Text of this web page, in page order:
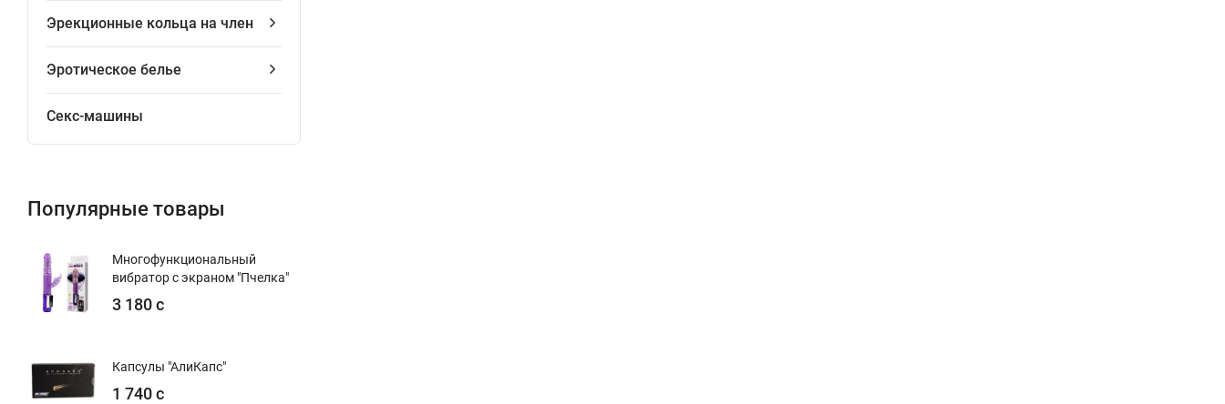
Эрекционные кольца на член
Эротическое белье
Секс-машины
Популярные товары
Многофункциональный
вибратор с экраном "Пчелка"
3 180 с
Капсулы "АлиКапс"
1 740 с